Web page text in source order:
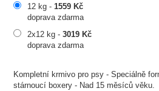
Kompletní krmivo pro psy - Speciálně
stárnoucí boxery - Nad 15 měsíců věku.
12 kg -1559 Kč
doprava zdarma
2x12 kg -3019 Kč
doprava zdarma